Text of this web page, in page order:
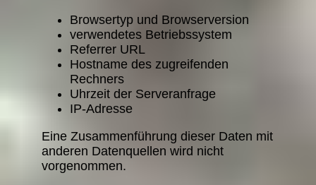
Browsertyp und Browserversion
verwendetes Betriebssystem
Referrer URL
Hostname des zugreifenden
Rechners
Uhrzeit der Serveranfrage
IP-Adresse
Eine Zusammenführung dieser Daten mit
anderen Datenquellen wird nicht
vorgenommen.